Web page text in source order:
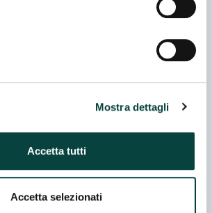
Mostra dettagli
Accetta tutti
Accetta selezionati
COMPAGNIA DEL MONTALE
05 - Stand E 062
DI MODENA SRL